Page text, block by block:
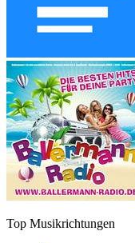
Top Musikrichtungen